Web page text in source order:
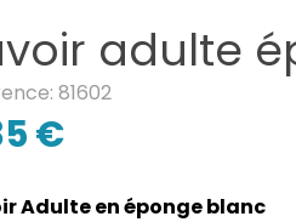
adulte
81602
€
Adulte en éponge blanc